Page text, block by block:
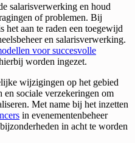
salarisverwerking en houd
of problemen. Bij
het aan te raden een toegewijd
en salarisverwerking.
voor succesvolle
worden ingezet.
wijzigingen op het gebied
en sociale verzekeringen om
Met name bij het inzetten
in evenementenbeheer
in acht te worden